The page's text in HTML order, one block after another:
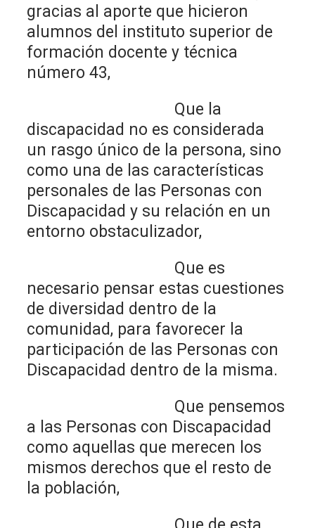
gracias al aporte que hicieron
alumnos del instituto superior de
formación docente y técnica
número 43,
Que la
discapacidad no es considerada
un rasgo único de la persona, sino
como una de las características
personales de las Personas con
Discapacidad y su relación en un
entorno obstaculizador,
Que es
necesario pensar estas cuestiones
de diversidad dentro de la
comunidad, para favorecer la
participación de las Personas con
Discapacidad dentro de la misma.
Que pensemos
a las Personas con Discapacidad
como aquellas que merecen los
mismos derechos que el resto de
la población,